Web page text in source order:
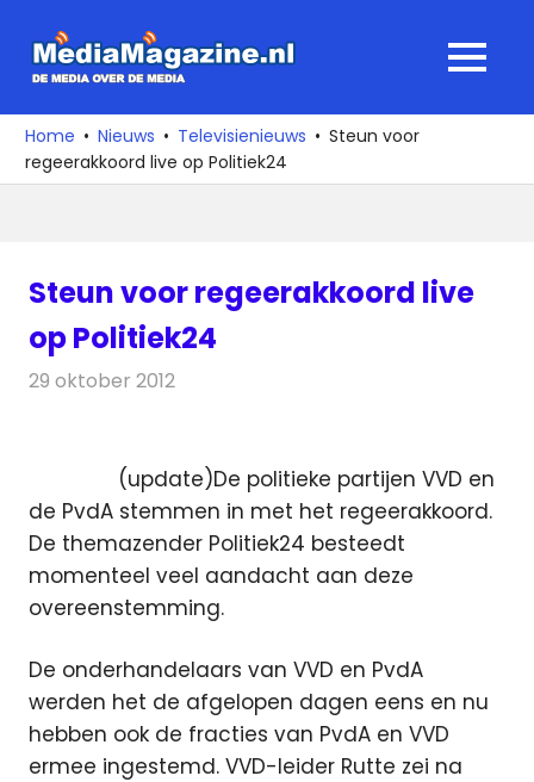
naar
media
over
de
MENU
Home Nieuws Televisienieuws
Steun voor
regeerakkoord live op Politiek24
Steun voor regeerakkoord live
op Politiek24
29 oktober 2012
(update)De politieke partijen VVD en
de PvdA stemmen in met het regeerakkoord.
De themazender Politiek24 besteedt
momenteel veel aandacht aan deze
overeenstemming.
De onderhandelaars van VVD en PvdA
werden het de afgelopen dagen eens en nu
hebben ook de fracties van PvdA en VVD
ermee ingestemd. VVD-leider Rutte zei na